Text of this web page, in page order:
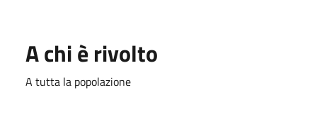
A chi è rivolto
A tutta la popolazione